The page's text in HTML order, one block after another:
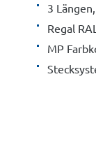
3
Regal
MP